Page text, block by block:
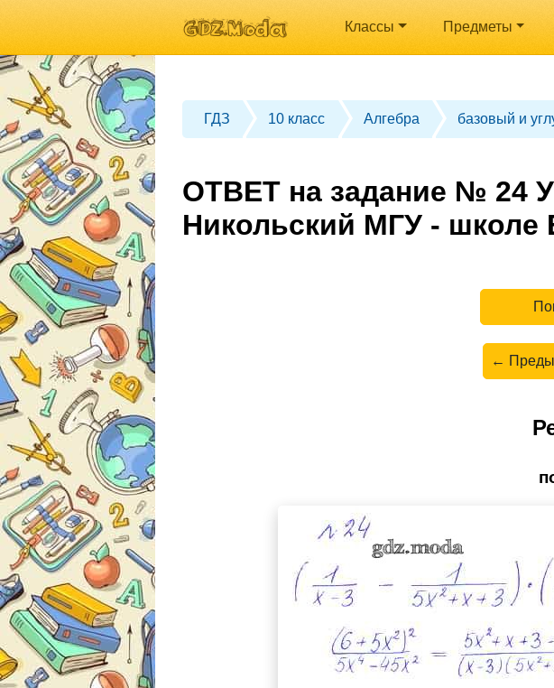
Классы Предметы
ГДЗ 10 класс Алгебра базовый и
ОТВЕТ на задание № 24
Никольский МГУ - школе
←